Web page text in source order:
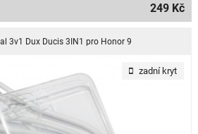
249 Kč
3v1 Dux Ducis 3IN1 pro Honor 9
zadní kryt